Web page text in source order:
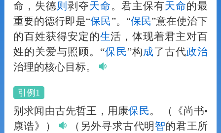
命，失德则 剥夺天命。君主保有天命的最
重要的德行即是“保民”。“保民”意在使治下
的百姓获得安定的生活，体现着君主对百
姓的关爱与照顾。“保民”构成了古代政治
治理的核心目标。
引例1
别求闻由古先哲王，用康保民。
（《尚书•
康诰》）
（另外寻求古代明 智的君王所